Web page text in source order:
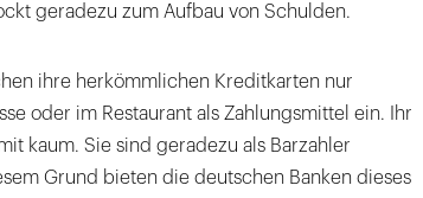
geradezu zum Aufbau von Schulden.
ihre herkömmlichen Kreditkarten nur
oder im Restaurant als Zahlungsmittel ein. Ihr
kaum. Sie sind geradezu als Barzahler
Grund bieten die deutschen Banken dieses